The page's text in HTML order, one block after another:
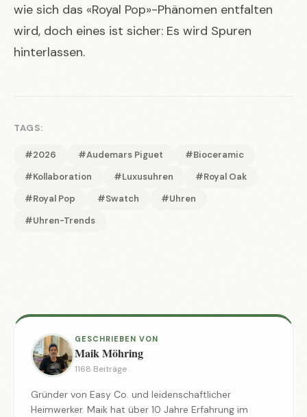
wie sich das «Royal Pop»-Phänomen entfalten
wird, doch eines ist sicher: Es wird Spuren
hinterlassen.
TAGS:
#2026 #Audemars Piguet
#Bioceramic
#Kollaboration
#Luxusuhren
#Royal Oak
#Royal Pop
#Swatch
#Uhren
#Uhren-Trends
GESCHRIEBEN VON
Maik Möhring
1168 Beiträge
Gründer von Easy Co. und leidenschaftlicher
Heimwerker. Maik hat über 10 Jahre Erfahrung im